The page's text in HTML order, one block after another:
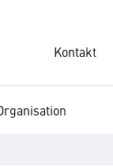
Kontakt